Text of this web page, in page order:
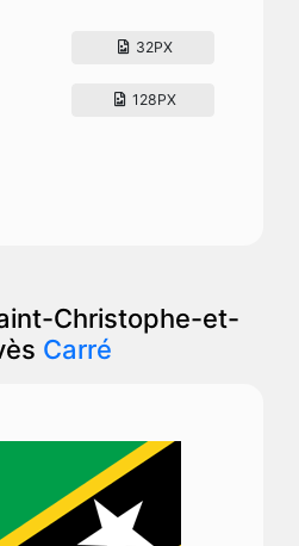
32PX
128PX
Christophe-et-
Carré